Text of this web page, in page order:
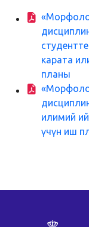
карата
планы
илимий
үчүн иш